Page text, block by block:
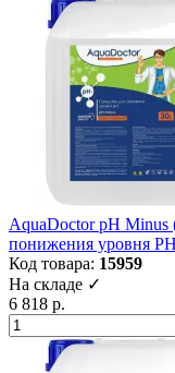
AquaDoctor pH Minus
понижения уровня РН
Код товара: 15959
На складе ✓
6 818 р.